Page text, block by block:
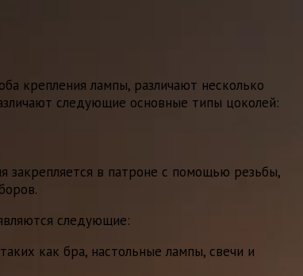
крепления лампы, различают несколько
следующие основные типы цоколей:
закрепляется в патроне с помощью резьбы,
следующие:
как бра, настольные лампы, свечи и